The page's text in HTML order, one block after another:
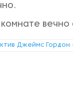
Джеймс